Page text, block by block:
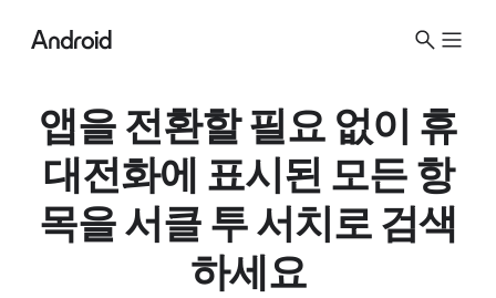
앱을 전환할 필요 없이 휴
대전화에 표시된 모든 항
목을 서클 투 서치로 검색
하세요